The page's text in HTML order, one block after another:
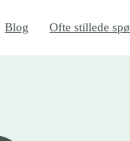
Blog Ofte stillede